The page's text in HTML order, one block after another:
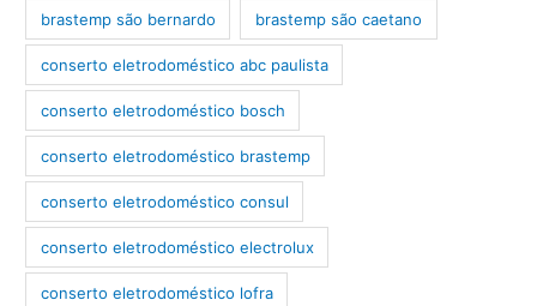
brastemp são bernardo brastemp são caetano
conserto eletrodoméstico abc paulista
conserto eletrodoméstico bosch
conserto eletrodoméstico brastemp
conserto eletrodoméstico consul
conserto eletrodoméstico electrolux
conserto eletrodoméstico lofra